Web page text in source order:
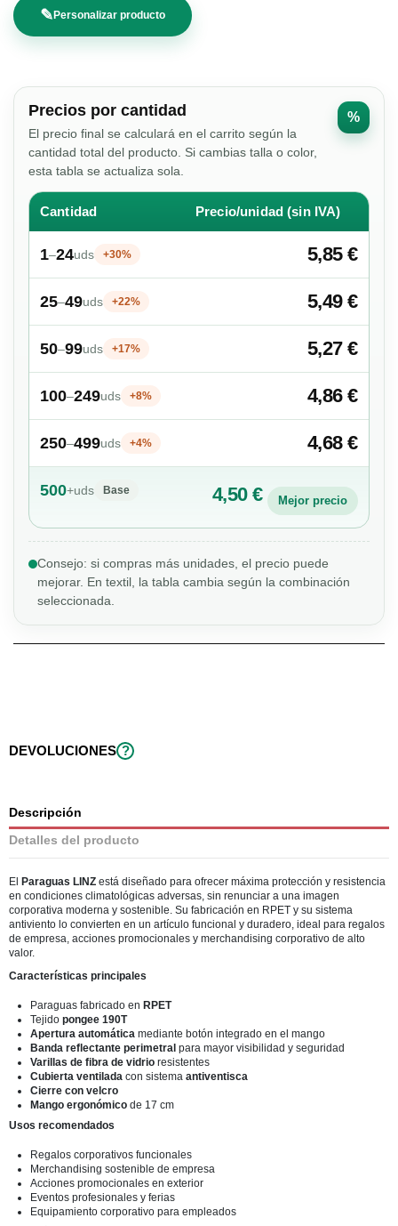
✎Personalizar producto
Precios por cantidad
El precio final se calculará en el carrito según la
cantidad total del producto. Si cambias talla o color,
esta tabla se actualiza sola.
%
Cantidad Precio/unidad (sin IVA)
1–24uds +30% 5,85 €
25–49uds +22% 5,49 €
50–99uds +17% 5,27 €
100–249uds +8% 4,86 €
250–499uds +4% 4,68 €
500+uds Base 4,50 € Mejor precio
Consejo: si compras más unidades, el precio puede
mejorar. En textil, la tabla cambia según la combinación
seleccionada.
DEVOLUCIONES ?
Descripción
Detalles del producto
El Paraguas LINZ está diseñado para ofrecer máxima protección y resistencia
en condiciones climatológicas adversas, sin renunciar a una imagen
corporativa moderna y sostenible. Su fabricación en RPET y su sistema
antiviento lo convierten en un artículo funcional y duradero, ideal para regalos
de empresa, acciones promocionales y merchandising corporativo de alto
valor.
Características principales
Paraguas fabricado en RPET
Tejido pongee 190T
Apertura automática mediante botón integrado en el mango
Banda reflectante perimetral para mayor visibilidad y seguridad
Varillas de fibra de vidrio resistentes
Cubierta ventilada con sistema antiventisca
Cierre con velcro
Mango ergonómico de 17 cm
Usos recomendados
Regalos corporativos funcionales
Merchandising sostenible de empresa
Acciones promocionales en exterior
Eventos profesionales y ferias
Equipamiento corporativo para empleados